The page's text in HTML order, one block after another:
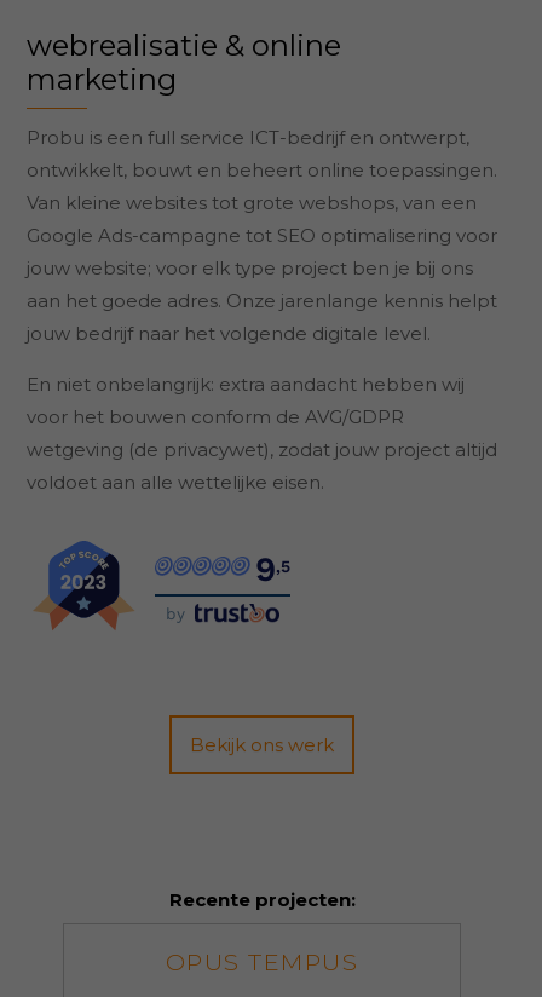
webrealisatie & online
marketing
Probu is een full service ICT-bedrijf en ontwerpt,
ontwikkelt, bouwt en beheert online toepassingen.
Van kleine websites tot grote webshops, van een
Google Ads-campagne tot SEO optimalisering voor
jouw website; voor elk type project ben je bij ons
aan het goede adres. Onze jarenlange kennis helpt
jouw bedrijf naar het volgende digitale level.
En niet onbelangrijk: extra aandacht hebben wij
voor het bouwen conform de AVG/GDPR
wetgeving (de privacywet), zodat jouw project altijd
voldoet aan alle wettelijke eisen.
9,5
by
Bekijk ons werk
Recente projecten:
OPUS TEMPUS